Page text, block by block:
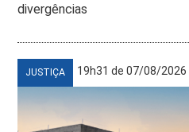
divergências
JUSTIÇA 19h31 de 07/08/2026